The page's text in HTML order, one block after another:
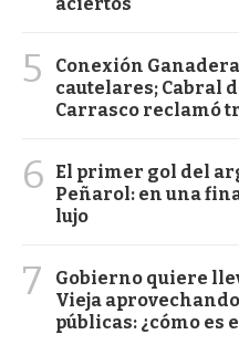
5
Conexión
cautelares; Cabral
Carrasco reclamó
6
El primer gol del
Peñarol: en una
lujo
7
Gobierno quiere
Vieja
públicas: ¿cómo es